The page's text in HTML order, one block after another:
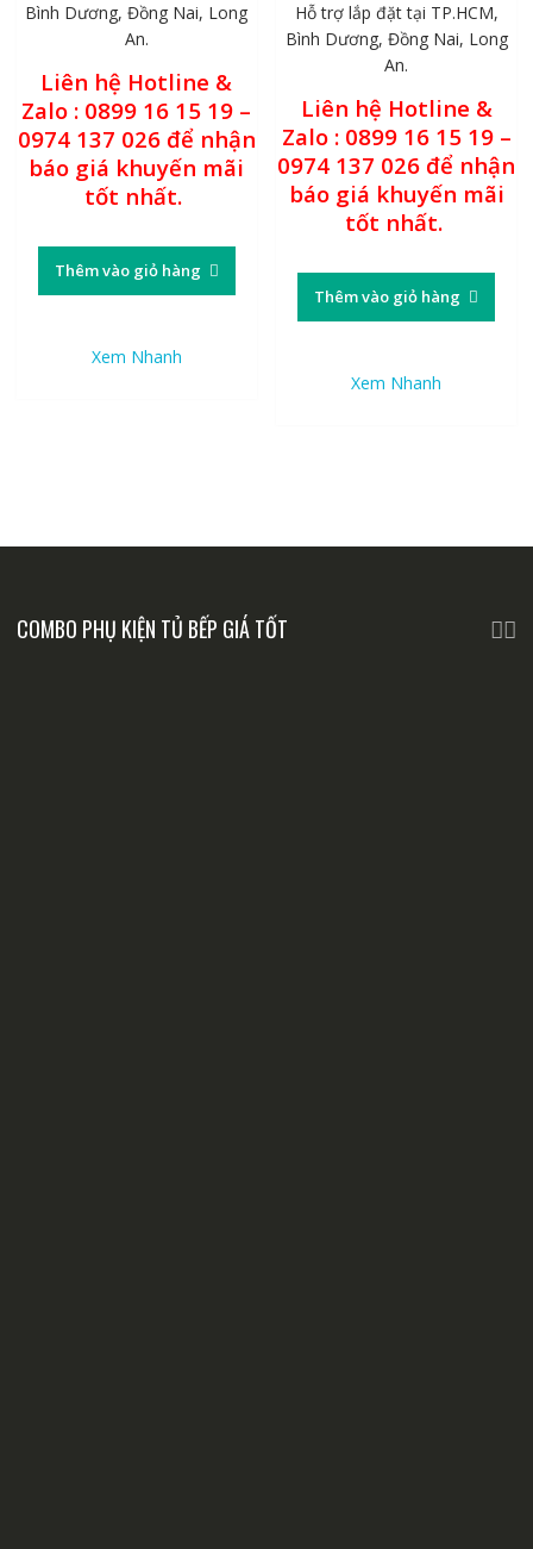
Bình Dương, Đồng Nai, Long
An.
Liên hệ Hotline &
Zalo : 0899 16 15 19 –
0974 137 026 để nhận
báo giá khuyến mãi
tốt nhất.
Thêm vào giỏ hàng
Xem Nhanh
Hỗ trợ lắp đặt tại TP.HCM,
Bình Dương, Đồng Nai, Long
An.
Liên hệ Hotline &
Zalo : 0899 16 15 19 –
0974 137 026 để nhận
báo giá khuyến mãi
tốt nhất.
Thêm vào giỏ hàng
Xem Nhanh
COMBO PHỤ KIỆN TỦ BẾP GIÁ TỐT